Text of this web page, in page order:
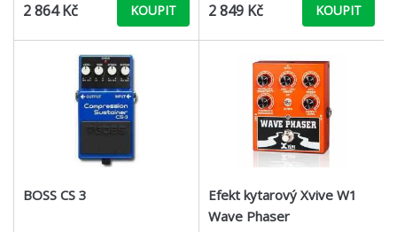
2 864 Kč KOUPIT 2 849 Kč KOUPIT
BOSS CS 3
Efekt kytarový Xvive W1
Wave Phaser